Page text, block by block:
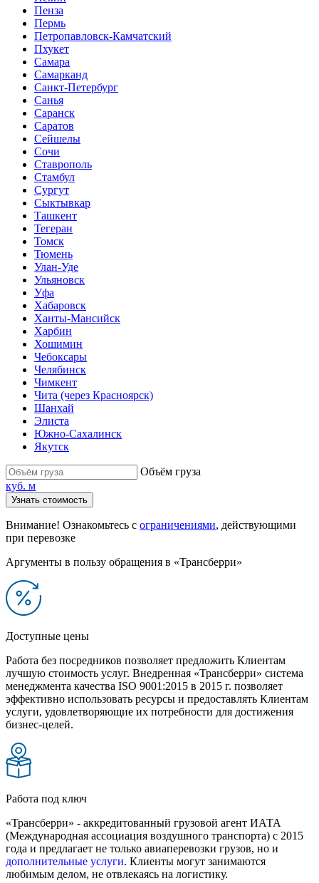
Пенза
Пермь
Петропавловск-Камчатский
Пхукет
Самара
Самарканд
Санкт-Петербург
Санья
Саранск
Саратов
Сейшелы
Сочи
Ставрополь
Стамбул
Сургут
Сыктывкар
Ташкент
Тегеран
Томск
Тюмень
Улан-Уде
Ульяновск
Уфа
Хабаровск
Ханты-Мансийск
Харбин
Хошимин
Чебоксары
Челябинск
Чимкент
Чита (через Красноярск)
Шанхай
Элиста
Южно-Сахалинск
Якутск
Объём груза
куб. м
Узнать стоимость
Внимание! Ознакомьтесь с ограничениями, действующими
при перевозке
Аргументы в пользу обращения в «Трансберри»
Доступные цены
Работа без посредников позволяет предложить Клиентам
лучшую стоимость услуг. Внедренная «Трансберри» система
менеджмента качества ISO 9001:2015 в 2015 г. позволяет
эффективно использовать ресурсы и предоставлять Клиентам
услуги, удовлетворяющие их потребности для достижения
бизнес-целей.
Работа под ключ
«Трансберри» - аккредитованный грузовой агент ИАТА
(Международная ассоциация воздушного транспорта) с 2015
года и предлагает не только авиаперевозки грузов, но и
дополнительные услуги. Клиенты могут занимаются
любимым делом, не отвлекаясь на логистику.